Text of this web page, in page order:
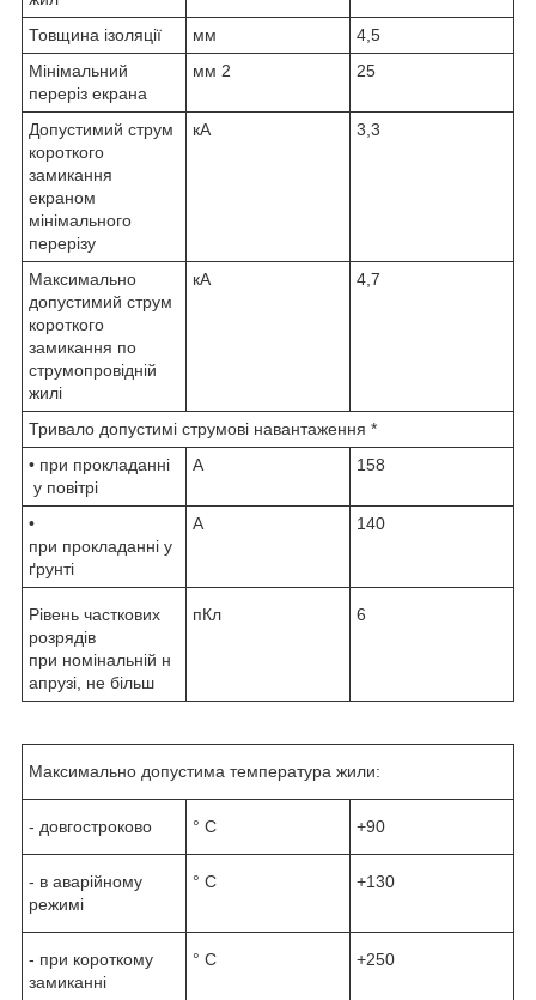
Товщина ізоляції мм
4,5
Мінімальний
переріз екрана
мм 2 25
Допустимий струм
короткого
замикання
екраном
мінімального
перерізу
кА 3,3
Максимально
допустимий струм
короткого
замикання по
струмопровідній
жилі
кА 4,7
Тривало допустимі струмові навантаження *
• при прокладанні
у повітрі
А 158
•
при прокладанні у
ґрунті
А 140
Рівень часткових
розрядів
при номінальній н
апрузі, не більш
пКл 6
Максимально допустима температура жили:
- довгостроково ° С +90
- в аварійному
режимі
° С +130
- при короткому
замиканні
° С +250